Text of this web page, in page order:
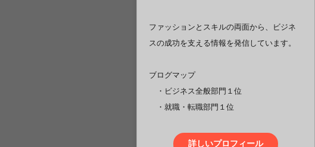
ファッションとスキルの両面から、ビジネ
スの成功を支える情報を発信しています。
ブログマップ
・ビジネス全般部門１位
・就職・転職部門１位
詳しいプロフィール